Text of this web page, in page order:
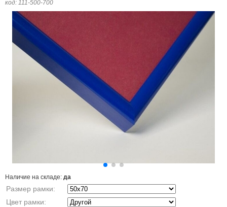
код: 111-500-700
Наличие на складе: да
Размер рамки:
Цвет рамки: